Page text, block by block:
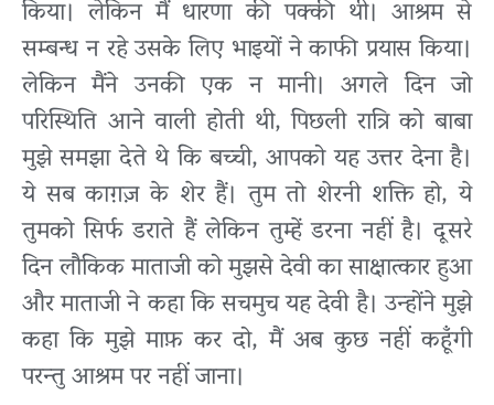
किया। लेकिन मैं धारणा की पक्की थी। आश्रम से
सम्बन्ध न रहे उसके लिए भाइयों ने काफी प्रयास किया।
लेकिन मैंने उनकी एक न मानी। अगले दिन जो
परिस्थिति आने वाली होती थी, पिछली रात्रि को बाबा
मुझे समझा देते थे कि बच्ची, आपको यह उत्तर देना है।
ये सब काग़ज़ के शेर हैं। तुम तो शेरनी शक्ति हो, ये
तुमको सिर्फ डराते हैं लेकिन तुम्हें डरना नहीं है। दूसरे
दिन लौकिक माताजी को मुझसे देवी का साक्षात्कार हुआ
और माताजी ने कहा कि सचमुच यह देवी है। उन्होंने मुझे
कहा कि मुझे माफ़ कर दो, मैं अब कुछ नहीं कहूँगी
परन्तु आश्रम पर नहीं जाना।